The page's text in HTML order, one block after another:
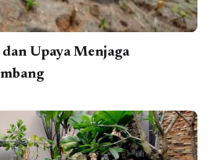
Upaya Menjaga